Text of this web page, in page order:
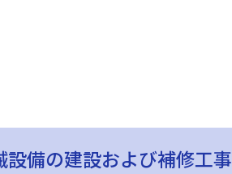
備の建設および補修工事